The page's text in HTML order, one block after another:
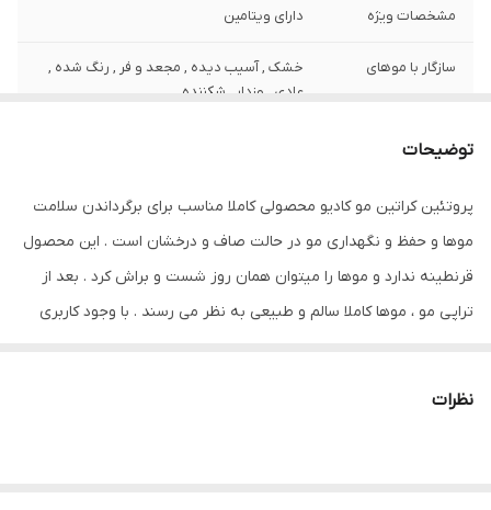
مشخصات ویژه دارای ویتامین
سازگار با موهای
خشک , آسیب دیده , مجعد و فر , رنگ شده ,
عادی , وزدار , شکننده
ویژگی‌ها
معدنی موجود
حاوی ویتامین E
حجم 1000 میلی‌لیتر
توضیحات
پروتئین کراتین مو کادیو محصولی کاملا مناسب برای برگرداندن سلامت
موها و حفظ و نگهداری مو در حالت صاف و درخشان است . این محصول
قرنطینه ندارد و موها را میتوان همان روز شست و براش کرد . بعد از
تراپی مو ، موها کاملا سالم و طبیعی به نظر می رسند . با وجود کاربری
روی مو ( رنگ و دکلره) قابل استفاده است. برای کراتین کردن، باید اول
نظرات